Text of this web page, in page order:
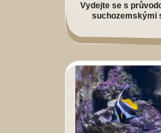
Vydejte se s
suchozemskými